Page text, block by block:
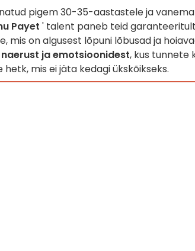
pigem 30-35-aastastele ja
Payet ' talent paneb teid
mis on algusest lõpuni lõbusad ja
naerust ja emotsioonidest, kus tunnete
mis ei jäta kedagi ükskõikseks.